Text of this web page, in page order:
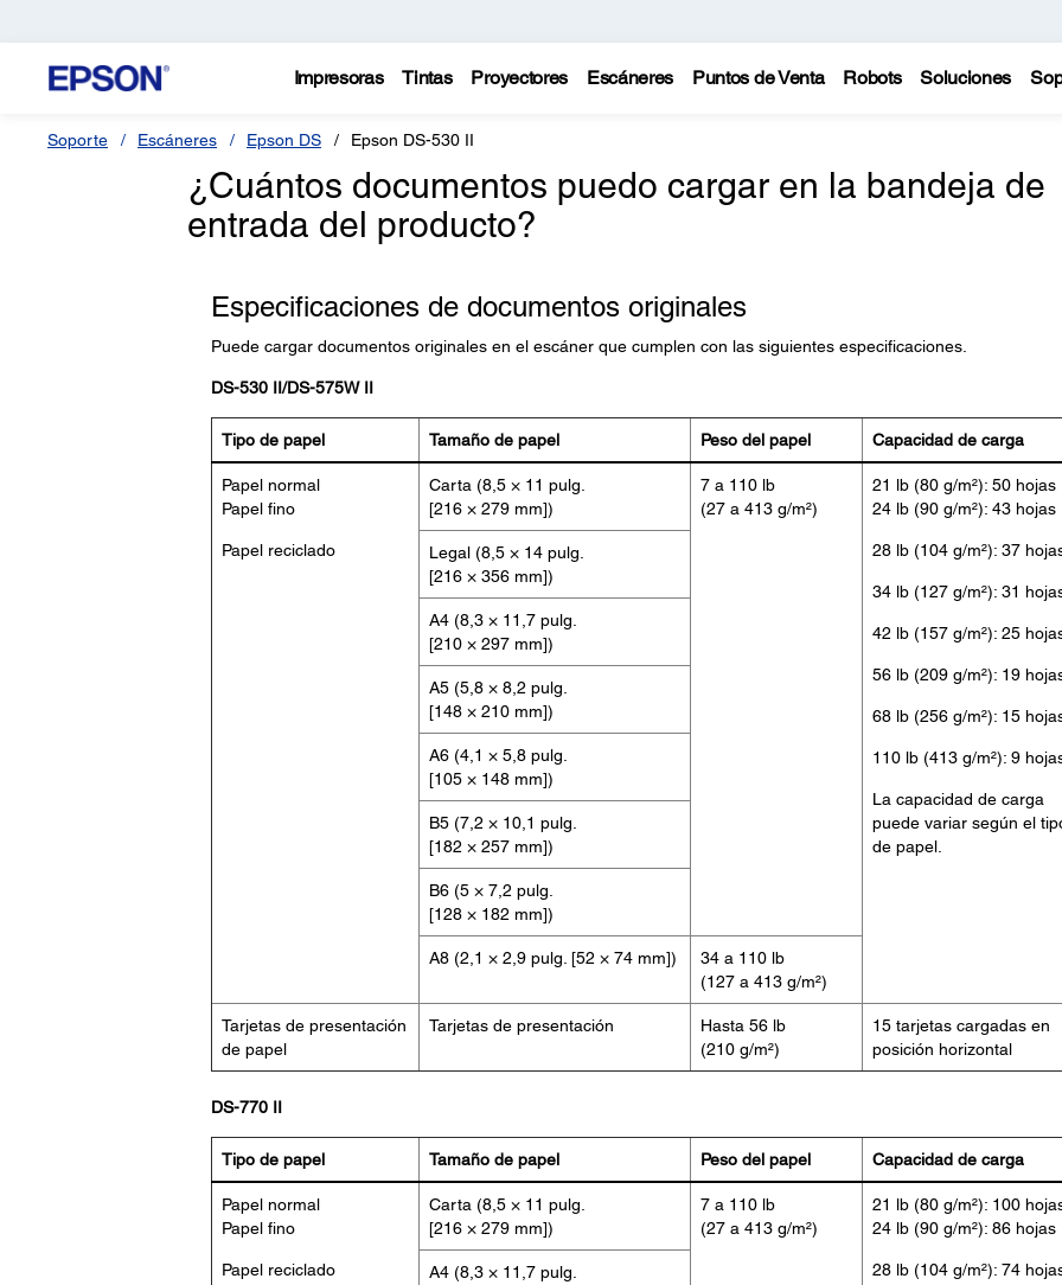
Impresoras Tintas Proyectores Escáneres Puntos de Venta Robots Soluciones
Soporte Escáneres Epson DS Epson DS-530 II
¿Cuántos documentos puedo cargar en la bandeja de
entrada del producto?
Especificaciones de documentos originales
Puede cargar documentos originales en el escáner que cumplen con las siguientes especificaciones.
DS-530 II/DS-575W II
Tipo de papel Tamaño de papel Peso del papel Capacidad de carga
Papel normal
Papel fino
Papel reciclado
Carta (8,5 × 11 pulg.
[216 × 279 mm])
7 a 110 lb
(27 a 413 g/m²)
21 lb (80 g/m²): 50 hojas
24 lb (90 g/m²): 43 hojas
28 lb (104 g/m²): 37
34 lb (127 g/m²): 31
42 lb (157 g/m²): 25
56 lb (209 g/m²): 19
68 lb (256 g/m²): 15
110 lb (413 g/m²): 9
La capacidad de carga
puede variar según el
de papel.
Legal (8,5 × 14 pulg.
[216 × 356 mm])
A4 (8,3 × 11,7 pulg.
[210 × 297 mm])
A5 (5,8 × 8,2 pulg.
[148 × 210 mm])
A6 (4,1 × 5,8 pulg.
[105 × 148 mm])
B5 (7,2 × 10,1 pulg.
[182 × 257 mm])
B6 (5 × 7,2 pulg.
[128 × 182 mm])
A8 (2,1 × 2,9 pulg. [52 × 74 mm])
34 a 110 lb
(127 a 413 g/m²)
Tarjetas de presentación
de papel
Tarjetas de presentación
Hasta 56 lb
(210 g/m²)
15 tarjetas cargadas en
posición horizontal
DS-770 II
Tipo de papel Tamaño de papel Peso del papel Capacidad de carga
Papel normal
Papel fino
Papel reciclado
Carta (8,5 × 11 pulg.
[216 × 279 mm])
7 a 110 lb
(27 a 413 g/m²)
21 lb (80 g/m²): 100
24 lb (90 g/m²): 86 hojas
28 lb (104 g/m²): 74
A4 (8,3 × 11,7 pulg.